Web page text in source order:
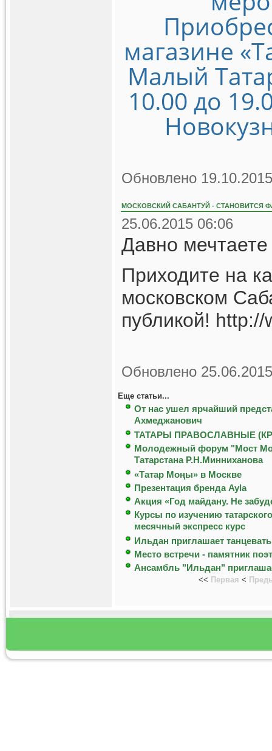
магазине
Малый
10.00 до
Обновлено
МОСКОВСКИЙ САБАНТУЙ - СТАНОВИТСЯ
25.06.2015 06:06
Давно
Приходите на
московском
публикой!
Обновлено
Еще статьи...
От нас ушел ярчайший
Ахмеджанович
ТАТАРЫ ПРАВОСЛАВНЫЕ
Молодежный форум "Мост
Татарстана Р.Н.Минниханова
«Татар Мoңы» в Москве
Презентация бренда Ayla
Акция «Год майдану. Не
Курсы по изучению
месячный экспресс курс
Ильдан приглашает
Место встречи - памятник
Ансамбль "Ильдан"
<< Первая <